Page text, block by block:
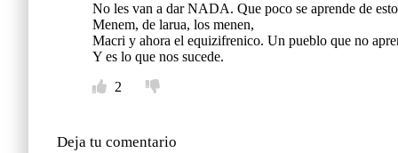
No les van a dar NADA. Que poco se aprende de
Menem, de larua, los menen,
Macri y ahora el equizifrenico. Un pueblo que no
Y es lo que nos sucede.
2
Deja tu comentario